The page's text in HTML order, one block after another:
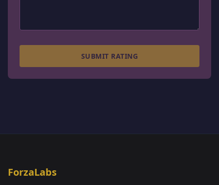
SUBMIT RATING
ForzaLabs